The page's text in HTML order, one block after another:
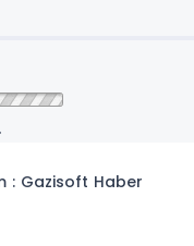
: Gazisoft Haber